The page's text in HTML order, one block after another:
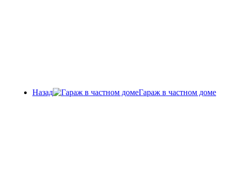
Назад Гараж в частном доме